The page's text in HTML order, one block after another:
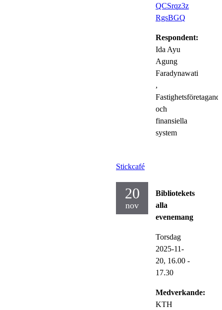
QCSrqz3z
RgsBGQ
Respondent:
Ida Ayu
Agung
Faradynawati
,
och
finansiella
system
Stickcafé
20
nov
Bibliotekets
alla
evenemang
Torsdag
2025-11-
20, 16.00 -
17.30
Medverkande:
KTH